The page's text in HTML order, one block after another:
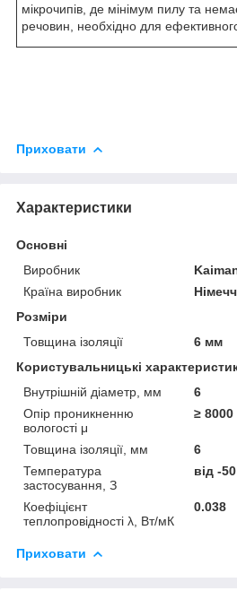
мікрочипів, де мінімум пилу та
речовин, необхідно для
Приховати
Характеристики
Основні
Виробник
Країна виробник
Розміри
Товщина ізоляції
6 мм
Користувальницькі
Внутрішній діаметр, мм
6
Опір проникненню
вологості μ
≥ 8000
Товщина ізоляції, мм
6
Температура
застосування, З
від -
Коефіцієнт
теплопровідності λ, Вт/мК
0.038
Приховати